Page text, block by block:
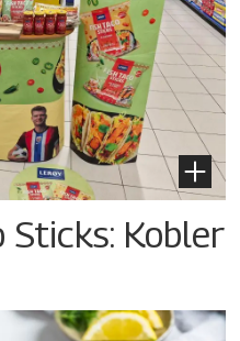
Sticks: Kobler